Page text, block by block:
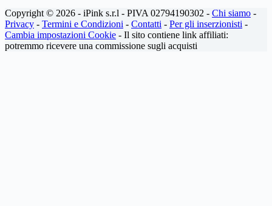
Copyright © 2026 - iPink s.r.l - PIVA 02794190302 - Chi siamo -
Privacy - Termini e Condizioni - Contatti - Per gli inserzionisti -
Cambia impostazioni Cookie - Il sito contiene link affiliati:
potremmo ricevere una commissione sugli acquisti